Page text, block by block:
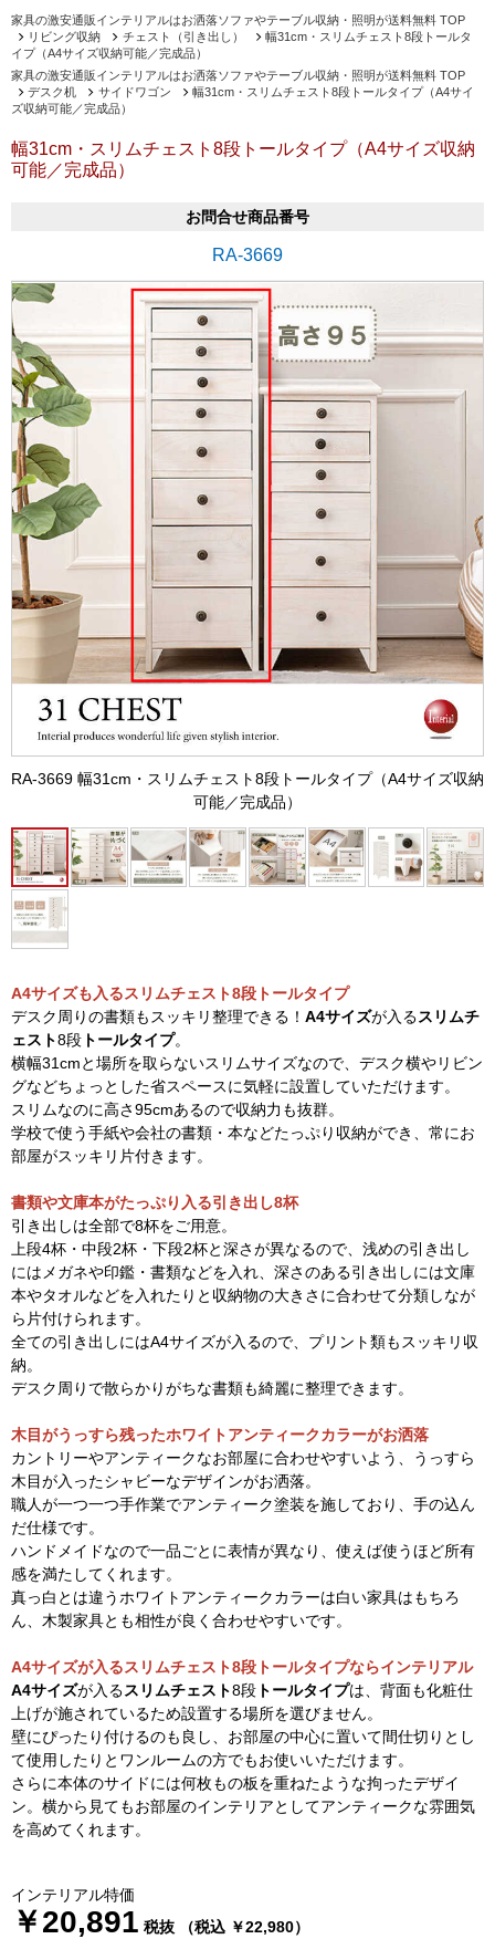
家具の激安通販インテリアルはお洒落ソファやテーブル収納・照明が送料無料 TOP
リビング収納
チェスト（引き出し）
幅31cm・スリムチェスト8段トールタ
イプ（A4サイズ収納可能／完成品）
家具の激安通販インテリアルはお洒落ソファやテーブル収納・照明が送料無料 TOP
デスク机
サイドワゴン
幅31cm・スリムチェスト8段トールタイプ（A4サイ
ズ収納可能／完成品）
幅31cm・スリムチェスト8段トールタイプ（A4サイズ収納
可能／完成品）
お問合せ商品番号
RA-3669
RA-3669 幅31cm・スリムチェスト8段トールタイプ（A4サイズ収納
可能／完成品）
A4サイズも入るスリムチェスト8段トールタイプ
デスク周りの書類もスッキリ整理できる！ A4サイズが入るスリムチ
ェスト8段 トールタイプ。
横幅31cmと場所を取らないスリムサイズなので、デスク横やリビン
グなどちょっとした省スペースに気軽に設置していただけます。
スリムなのに高さ95cmあるので収納力も抜群。
学校で使う手紙や会社の書類・本などたっぷり収納ができ、常にお
部屋がスッキリ片付きます。
書類や文庫本がたっぷり入る引き出し8杯
引き出しは全部で8杯をご用意。
上段4杯・中段2杯・下段2杯と深さが異なるので、浅めの引き出し
にはメガネや印鑑・書類などを入れ、深さのある引き出しには文庫
本やタオルなどを入れたりと収納物の大きさに合わせて分類しなが
ら片付けられます。
全ての引き出しにはA4サイズが入るので、プリント類もスッキリ収
納。
デスク周りで散らかりがちな書類も綺麗に整理できます。
木目がうっすら残ったホワイトアンティークカラーがお洒落
カントリーやアンティークなお部屋に合わせやすいよう、うっすら
木目が入ったシャビーなデザインがお洒落。
職人が一つ一つ手作業でアンティーク塗装を施しており、手の込ん
だ仕様です。
ハンドメイドなので一品ごとに表情が異なり、使えば使うほど所有
感を満たしてくれます。
真っ白とは違うホワイトアンティークカラーは白い家具はもちろ
ん、木製家具とも相性が良く合わせやすいです。
A4サイズが入るスリムチェスト8段トールタイプならインテリアル
A4サイズが入るスリムチェスト8段 トールタイプは、背面も化粧仕
上げが施されているため設置する場所を選びません。
壁にぴったり付けるのも良し、お部屋の中心に置いて間仕切りとし
て使用したりとワンルームの方でもお使いいただけます。
さらに本体のサイドには何枚もの板を重ねたような拘ったデザイ
ン。横から見てもお部屋のインテリアとしてアンティークな雰囲気
を高めてくれます。
インテリアル特価
￥20,891 税抜 （税込 ￥22,980）